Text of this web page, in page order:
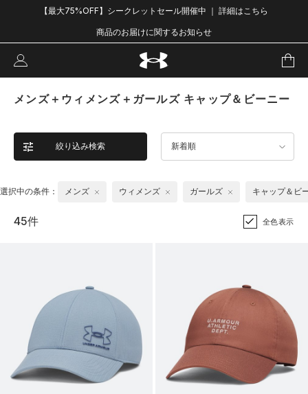
【最大75%OFF】シークレットセール開催中 ｜ 詳細はこちら
商品のお届けに関するお知らせ
メンズ＋ウィメンズ＋ガールズ キャップ＆ビーニー
絞り込み検索 新着順
選択中の条件： メンズ ウィメンズ ガールズ キャップ＆ビ
45件 全色表示